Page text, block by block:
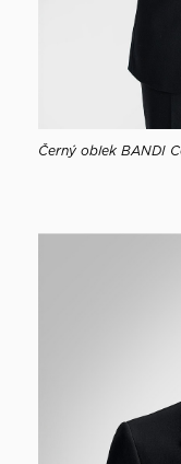
Černý oblek BANDI